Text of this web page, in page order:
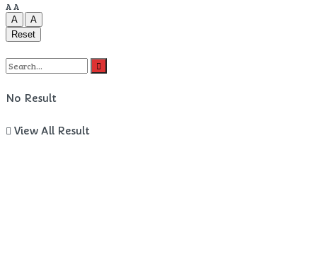
No Result
View All Result
A A
A
A
Reset